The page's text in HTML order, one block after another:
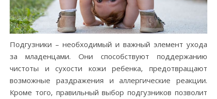
Подгузники – необходимый и важный элемент ухода
за младенцами. Они способствуют поддержанию
чистоты и сухости кожи ребенка, предотвращают
возможные раздражения и аллергические реакции.
Кроме того, правильный выбор подгузников позволит